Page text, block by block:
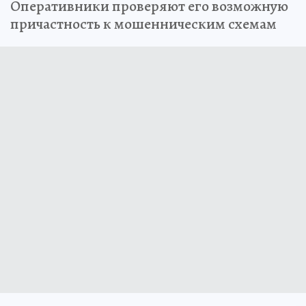
Оперативники проверяют его возможную
причастность к мошенническим схемам